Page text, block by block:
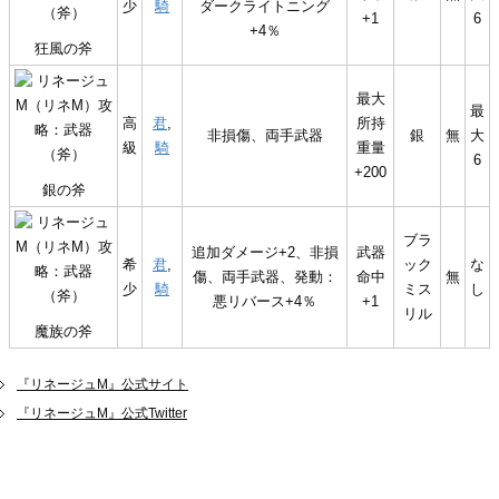
狂風の斧
少 騎
ダークライトニング
+4％
+1
6
銀の斧
高
級
君
騎
非損傷、両手武器
最大
所持
重量
+200
銀 無
最
大
6
魔族の斧
希
少
君
騎
追加ダメージ+2、非損
傷、両手武器、発動：
悪リバース+4％
武器
命中
+1
ブラ
ック
ミス
リル
無
な
し
『リネージュM』公式サイト
『リネージュM』公式Twitter